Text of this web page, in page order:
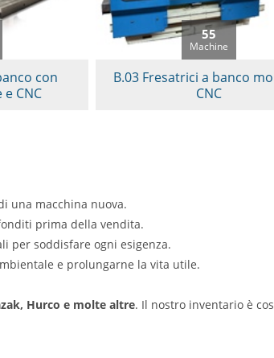
con
CNC
55
Machine
B.03 Fresatrici a banco
CNC
una macchina nuova.
prima della vendita.
per soddisfare ogni esigenza.
e prolungarne la vita utile.
Hurco e molte altre. Il nostro inventario è